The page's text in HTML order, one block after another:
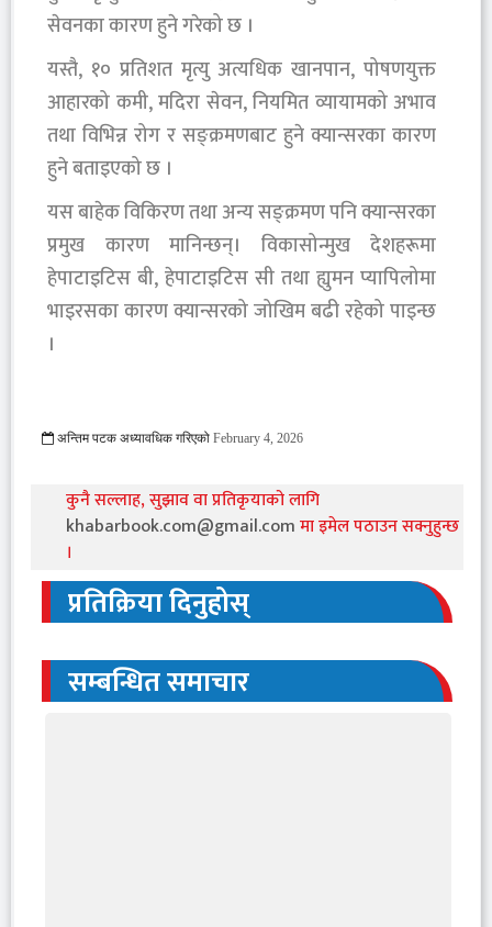
सेवनका कारण हुने गरेको छ ।
यस्तै, १० प्रतिशत मृत्यु अत्यधिक खानपान, पोषणयुक्त
आहारको कमी, मदिरा सेवन, नियमित व्यायामको अभाव
तथा विभिन्न रोग र सङ्क्रमणबाट हुने क्यान्सरका कारण
हुने बताइएको छ ।
यस बाहेक विकिरण तथा अन्य सङ्क्रमण पनि क्यान्सरका
प्रमुख कारण मानिन्छन्। विकासोन्मुख देशहरूमा
हेपाटाइटिस बी, हेपाटाइटिस सी तथा ह्युमन प्यापिलोमा
भाइरसका कारण क्यान्सरको जोखिम बढी रहेको पाइन्छ
।
अन्तिम पटक अध्यावधिक गरिएको February 4, 2026
कुनै सल्लाह, सुझाव वा प्रतिकृयाको लागि
khabarbook.com@gmail.comमा इमेल पठाउन सक्नुहुन्छ
।
प्रतिक्रिया दिनुहोस्
सम्बन्धित समाचार